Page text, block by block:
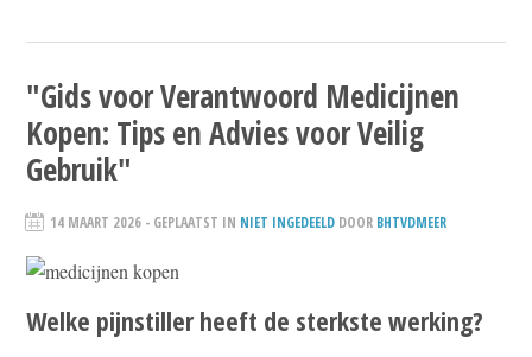
"Gids voor Verantwoord Medicijnen
Kopen: Tips en Advies voor Veilig
Gebruik"
14 MAART 2026 - GEPLAATST IN NIET INGEDEELD DOOR BHTVDMEER
Welke pijnstiller heeft de sterkste werking?